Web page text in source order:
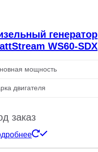
генератор
WS60-SDX
мощность
двигателя
заказ